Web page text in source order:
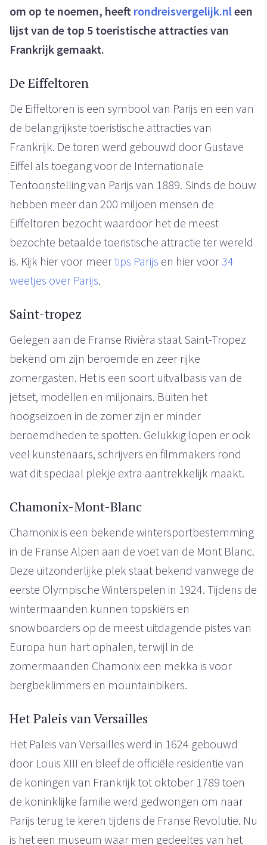
om op te noemen, heeft rondreisvergelijk.nleen
lijst van de top 5 toeristische attracties van
Frankrijk gemaakt.
De Eiffeltoren
De Eiffeltoren is een symbool van Parijs en een van
de belangrijkste toeristische attracties van
Frankrijk. De toren werd gebouwd door Gustave
Eiffel als toegang voor de Internationale
Tentoonstelling van Parijs van 1889. Sinds de bouw
hebben meer dan 200 miljoen mensen de
Eiffeltoren bezocht waardoor het de meest
bezochte betaalde toeristische attractie ter wereld
is. Kijk hier voor meertips Parijs en hier voor34
weetjes over Parijs.
Saint-tropez
Gelegen aan de Franse Rivièra staat Saint-Tropez
bekend om zijn beroemde en zeer rijke
zomergasten. Het is een soort uitvalbasis van de
jetset, modellen en miljonairs. Buiten het
hoogseizoen in de zomer zijn er minder
beroemdheden te spotten. Gelukkig lopen er ook
veel kunstenaars, schrijvers en filmmakers rond
wat dit speciaal plekje extra aantrekkelijk maakt.
Chamonix-Mont-Blanc
Chamonix is een bekende wintersportbestemming
in de Franse Alpen aan de voet van de Mont Blanc.
Deze uitzonderlijke plek staat bekend vanwege de
eerste Olympische Winterspelen in 1924. Tijdens de
wintermaanden kunnen topskiërs en
snowboarders op de meest uitdagende pistes van
Europa hun hart ophalen, terwijl in de
zomermaanden Chamonix een mekka is voor
bergbeklimmers en mountainbikers.
Het Paleis van Versailles
Het Paleis van Versailles werd in 1624 gebouwd
door Louis XIII en bleef de officiële residentie van
de koningen van Frankrijk tot oktober 1789 toen
de koninklijke familie werd gedwongen om naar
Parijs terug te keren tijdens de Franse Revolutie. Nu
is het een museum waar men gedeeltes van het